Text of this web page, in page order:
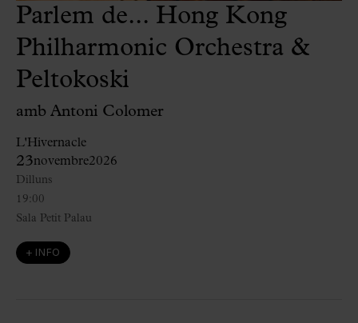
Parlem de... Hong Kong
Philharmonic Orchestra &
Peltokoski
amb Antoni Colomer
L'Hivernacle
23novembre2026
19:00
Dilluns
Sala Petit Palau
+ INFO